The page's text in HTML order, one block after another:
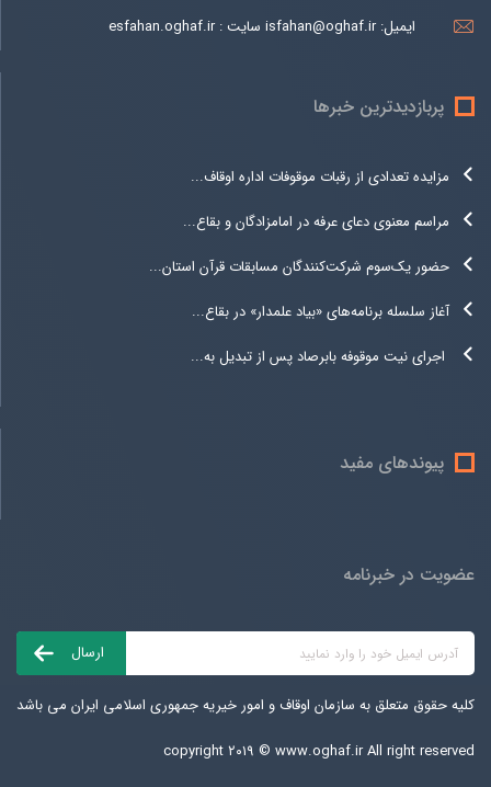
ایمیل:isfahan@oghaf.ir سایت : esfahan.oghaf.ir
پربازدیدترین خبرها
مزایده تعدادی از رقبات موقوفات اداره اوقاف...
مراسم معنوی دعای عرفه در امامزادگان و بقاع...
حضور یک‌سوم شرکت‌کنندگان مسابقات قرآن استان...
آغاز سلسله برنامه‌های «بیاد علمدار» در بقاع...
اجرای نیت موقوفه بابرصاد پس از تبدیل به...
پیوندهای مفید
عضویت در خبرنامه
کلیه حقوق متعلق به سازمان اوقاف و امور خیریه جمهوری اسلامی ایران می باشد
copyright ۲۰۱۹ © www.oghaf.irAll right reserved